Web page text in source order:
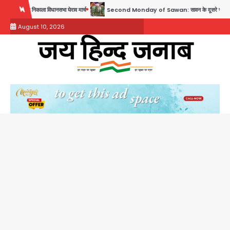
content
विधानसभा घेराव मार्च Second Monday of Sawan: सावन के दूसरे सोमवार पर शिवालयों
August 10, 2026